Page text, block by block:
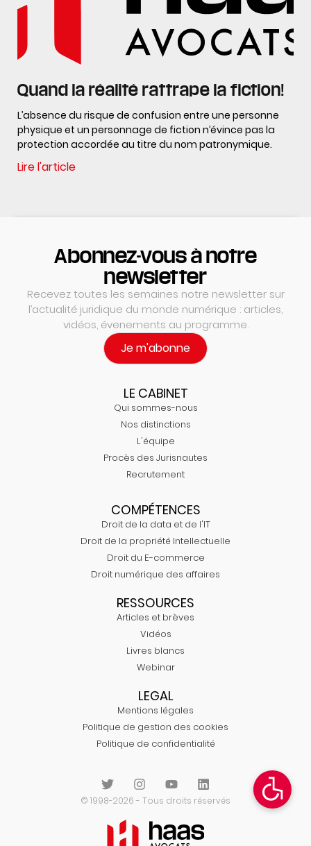
Quand la réalité rattrape la fiction!
L’absence du risque de confusion entre une personne
physique et un personnage de fiction n’évince pas la
protection accordée au titre du nom patronymique.
Lire l'article
Abonnez-vous à notre
newsletter
Recevez toutes les semaines notre newsletter sur
l’actualité juridique du monde numérique : articles,
vidéos, évenements au programme.
Je m'abonne
LE CABINET
Qui sommes-nous
Nos distinctions
L'équipe
Procès des Jurisnautes
Recrutement
COMPÉTENCES
Droit de la data et de l'IT
Droit de la propriété Intellectuelle
Droit du E-commerce
Droit numérique des affaires
RESSOURCES
Articles et brèves
Vidéos
Livres blancs
Webinar
LEGAL
Mentions légales
Politique de gestion des cookies
Politique de confidentialité
© 1998-2026 - Tous droits réservés